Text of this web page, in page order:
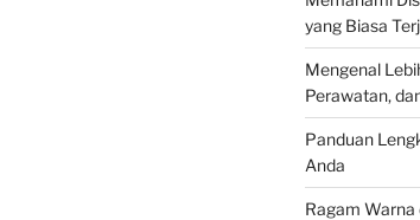
yang Biasa
Mengenal
Perawatan,
Panduan
Anda
Ragam